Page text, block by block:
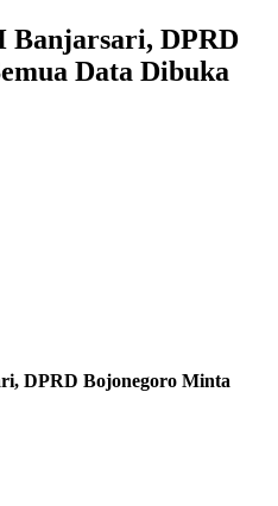
Banjarsari, DPRD
Data Dibuka
DPRD Bojonegoro Minta